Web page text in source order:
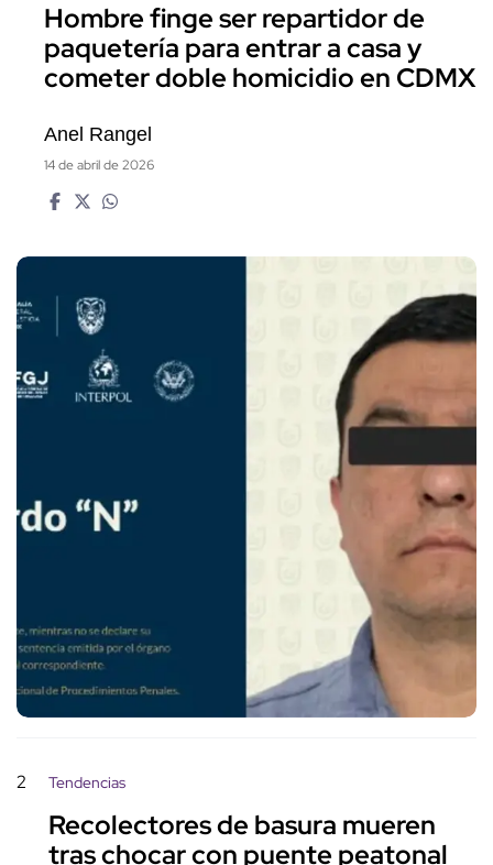
Hombre finge ser repartidor de
paquetería para entrar a casa y
cometer doble homicidio en CDMX
Anel Rangel
14 de abril de 2026
2 Tendencias
Recolectores de basura mueren
tras chocar con puente peatonal